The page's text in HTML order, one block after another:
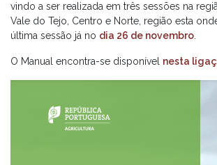
vindo a ser realizada em três sessões na
Vale do Tejo, Centro e Norte, região esta
última sessão já no dia 26 de novembro
O Manual encontra-se disponível nesta